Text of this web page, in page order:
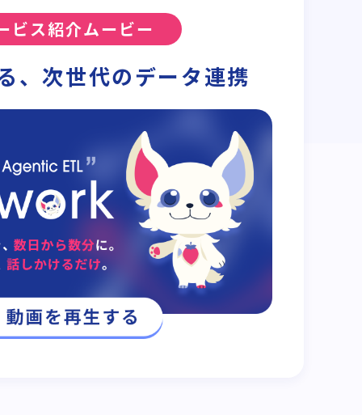
ビス紹介ムービー
、次世代のデータ連携